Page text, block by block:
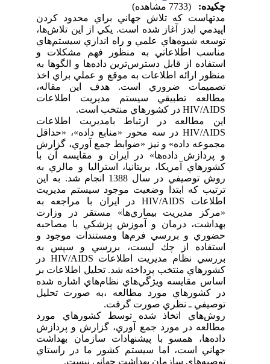
چکیده:
مدتهاست که تلاش جهاني براي محدود کردن
اپيدمي ايدز آغاز شده است. يکي از اين تلاش‌ها،
توسعه شيوه‌هاي علمي و راه اندازي سيستم‌هاي
مناسب اطلاعاتي به منظور فهم مشکلات و
استفاده از قابل دسترس‌ترين داده‌ها و الگوها به
منظور ارائه اطلاعات به موقع و عملي براي اخذ
تصميمات ضروري است. هدف اين مقاله،
مطالعه تطبيقي سيستم مديريت اطلاعات
HIV/AIDS در کشورهاي منتخب است.
اين مطالعه در ارتباط بامديريت اطلاعات
HIV/AIDS در سه محور «منابع داده»، «حداقل
مجموعه داده» و نيز «ضوابط جمع آوري، گزارش
و پردازش داده‌ها» در ايران و مقايسه آن با
كشورهاي آمريكا، بريتانيا، استراليا و مالزي به
روش توصيفي در سال 1388 انجام شد. به اين
ترتيب که ابتدا وضعيت موجود سيستم مديريت
اطلاعات HIV/AIDS در ايران با مراجعه به
«مرکز مديريت بيماري‌ها» مستقر در وزارت
بهداشت، درمان و آموزش پزشكي با مصاحبه
حضوري و بررسي فرم‌ها ومستندات موجود و
استفاده از چك ليست، بررسي و سپس به
بررسي نظام مديريت اطلاعات HIV/AIDS در
کشورهاي منتخب پرداخته شد. تحليل اطلاعات بر
اساس مقايسه ويژگي‌هاي نظام‌هاي اشاره شده
در کشورهاي مورد مطالعه ،به صورت تحليل
توصيفي ـ نظري صورت گرفت.
روش‌هاي اتخاذ شده توسط کشورهاي مورد
مطالعه در مورد جمع آوري، گزارش و پردازش
داده‌ها، همسو با پيشنهادات سازمان بهداشت
جهاني است، اما سيستم کشور ما در راستاي
توصيه‌هاي سازمان بهداشت جهاني نيست.